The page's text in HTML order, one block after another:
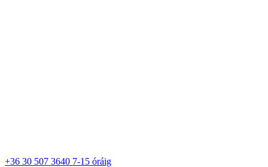
+36 30 507 3640 7-15 óráig